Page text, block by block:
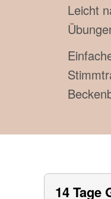
Leicht
14 Tage